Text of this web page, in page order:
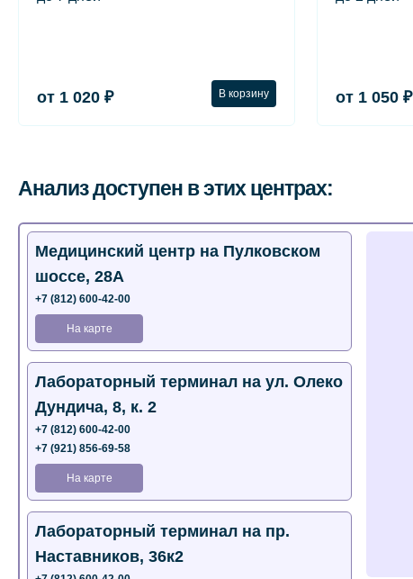
от 1 020 ₽ В корзину от 1 050 ₽
Анализ доступен в этих центрах:
Медицинский центр на Пулковском
шоссе, 28А
+7 (812) 600-42-00
На карте
Лабораторный терминал на ул. Олеко
Дундича, 8, к. 2
+7 (812) 600-42-00
+7 (921) 856-69-58
На карте
Лабораторный терминал на пр.
Наставников, 36к2